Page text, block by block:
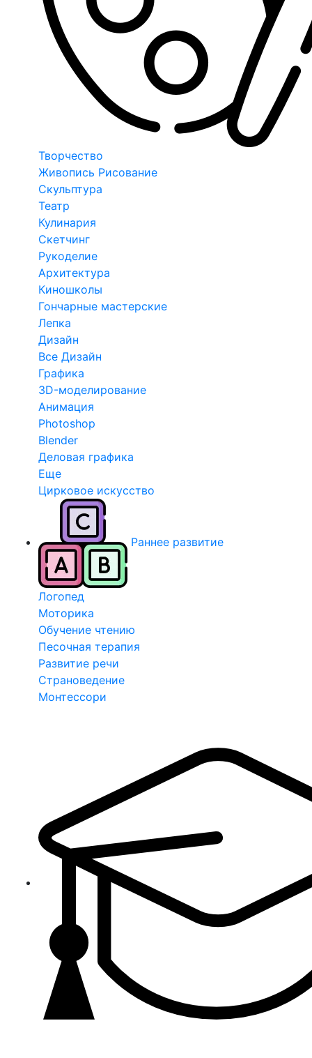
Творчество
Живопись Рисование
Скульптура
Театр
Кулинария
Скетчинг
Рукоделие
Архитектура
Киношколы
Гончарные мастерские
Лепка
Дизайн
Все Дизайн
Графика
3D-моделирование
Анимация
Photoshop
Blender
Деловая графика
Еще
Цирковое искусство
Раннее развитие
Логопед
Моторика
Обучение чтению
Песочная терапия
Развитие речи
Страноведение
Монтессори